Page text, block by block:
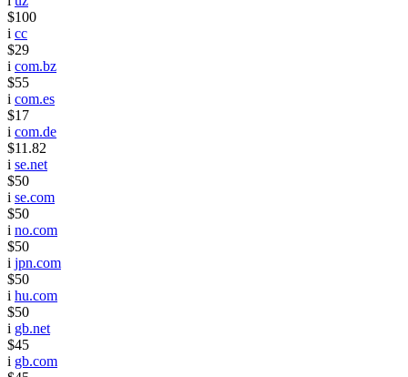
$100
i cc
$29
i com.bz
$55
i com.es
$17
i com.de
$11.82
i se.net
$50
i se.com
$50
i no.com
$50
i jpn.com
$50
i hu.com
$50
i gb.net
$45
i gb.com